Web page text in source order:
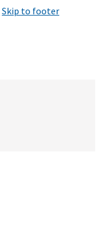
Skip to footer